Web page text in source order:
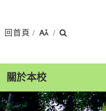
回首頁 / /
關於本校